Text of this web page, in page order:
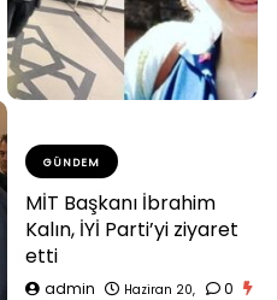
GÜNDEM
MİT Başkanı İbrahim
Kalın, İYİ Parti’yi ziyaret
etti
admin
Haziran 20,
0